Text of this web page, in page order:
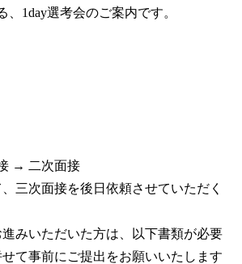
、1day選考会のご案内です。
→ 二次面接
三次面接を後日依頼させていただく
みいただいた方は、以下書類が必要
て事前にご提出をお願いいたします